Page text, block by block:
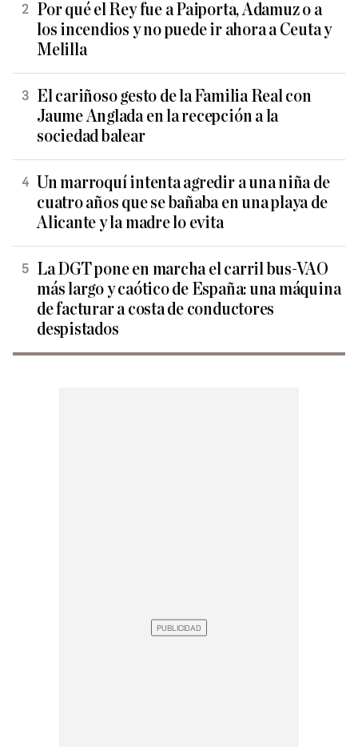
Por qué el Rey fue a Paiporta, Adamuz o a
los incendios y no puede ir ahora a Ceuta y
Melilla
El cariñoso gesto de la Familia Real con
Jaume Anglada en la recepción a la
sociedad balear
Un marroquí intenta agredir a una niña de
cuatro años que se bañaba en una playa de
Alicante y la madre lo evita
La DGT pone en marcha el carril bus-VAO
más largo y caótico de España: una máquina
de facturar a costa de conductores
despistados